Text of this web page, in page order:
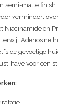
semi-matte
vermindert
Niacinamide en
Adenosine
de gevoelige
have voor een